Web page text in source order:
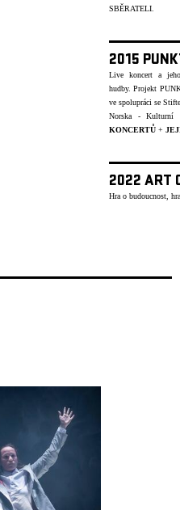
SBĚRATELI.
2015
Live koncert a
hudby.Projekt
ve spolupráci se
Norska - Kulturní
KONCERTŮ +
2022 ART
Hra o budoucnost,